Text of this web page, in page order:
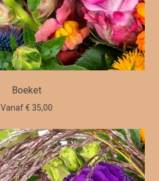
Boeket
Vanaf € 35,00